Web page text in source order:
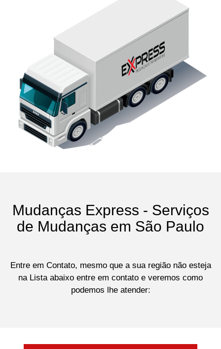
Mudanças Express - Serviços
de Mudanças em São Paulo
Entre em Contato, mesmo que a sua região não esteja
na Lista abaixo entre em contato e veremos como
podemos lhe atender: